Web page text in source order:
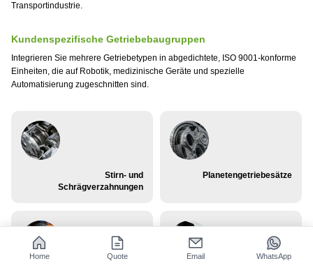
Transportindustrie.
Kundenspezifische Getriebebaugruppen
Integrieren Sie mehrere Getriebetypen in abgedichtete, ISO 9001-konforme
Einheiten, die auf Robotik, medizinische Geräte und spezielle
Automatisierung zugeschnitten sind.
Stirn- und
Schrägverzahnungen
Planetengetriebesätze
Home Quote Email WhatsApp